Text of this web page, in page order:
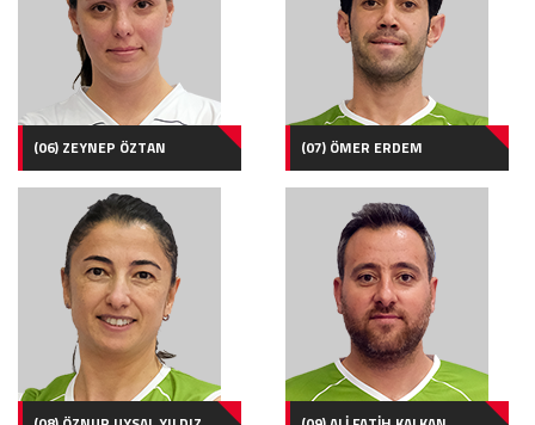
(06) ZEYNEP ÖZTAN (07) ÖMER ERDEM